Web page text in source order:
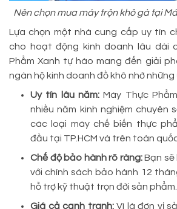
Nên chọn mua máy trộn khô gà tại
Lựa chọn một nhà cung cấp uy tín
cho hoạt động kinh doanh lâu dài
Phẩm Xanh tự hào mang đến giải
ngàn hộ kinh doanh đồ khô nhờ những
Uy tín lâu năm: Máy Thực
nhiều năm kinh nghiệm chuyên
các loại máy chế biến thực
đầu tại TP.HCM và trên toàn
Chế độ bảo hành rõ ràng:Bạn
với chính sách bảo hành 12
hỗ trợ kỹ thuật trọn đời sản phẩm.
Giá cả cạnh tranh:Vì là đơn vị